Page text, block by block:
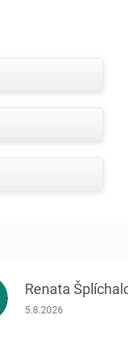
Renata
Hodnocení obchodu
5.8.2026